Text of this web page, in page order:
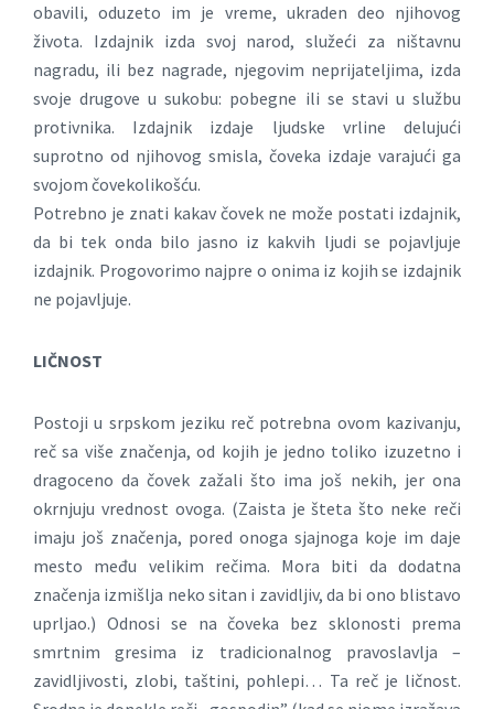
obavili, oduzeto im je vreme, ukraden deo njihovog
života. Izdajnik izda svoj narod, služeći za ništavnu
nagradu, ili bez nagrade, njegovim neprijateljima, izda
svoje drugove u sukobu: pobegne ili se stavi u službu
protivnika. Izdajnik izdaje ljudske vrline delujući
suprotno od njihovog smisla, čoveka izdaje varajući ga
svojom čovekolikošću.
Potrebno je znati kakav čovek ne može postati izdajnik,
da bi tek onda bilo jasno iz kakvih ljudi se pojavljuje
izdajnik. Progovorimo najpre o onima iz kojih se izdajnik
ne pojavljuje.
LIČNOST
Postoji u srpskom jeziku reč potrebna ovom kazivanju,
reč sa više značenja, od kojih je jedno toliko izuzetno i
dragoceno da čovek zažali što ima još nekih, jer ona
okrnjuju vrednost ovoga. (Zaista je šteta što neke reči
imaju još značenja, pored onoga sjajnoga koje im daje
mesto među velikim rečima. Mora biti da dodatna
značenja izmišlja neko sitan i zavidljiv, da bi ono blistavo
uprljao.) Odnosi se na čoveka bez sklonosti prema
smrtnim gresima iz tradicionalnog pravoslavlja –
zavidljivosti, zlobi, taštini, pohlepi… Ta reč je ličnost.